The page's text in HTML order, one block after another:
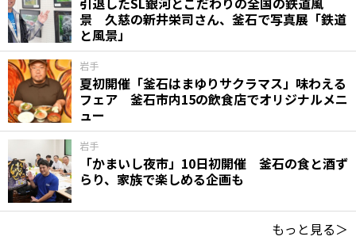
景 久慈の新井栄司さん、釜石で写真展「鉄道
と風景」
岩手
夏初開催「釜石はまゆりサクラマス」味わえる
フェア 釜石市内15の飲食店でオリジナルメニ
ュー
岩手
「かまいし夜市」10日初開催 釜石の食と酒ず
らり、家族で楽しめる企画も
もっと見る＞